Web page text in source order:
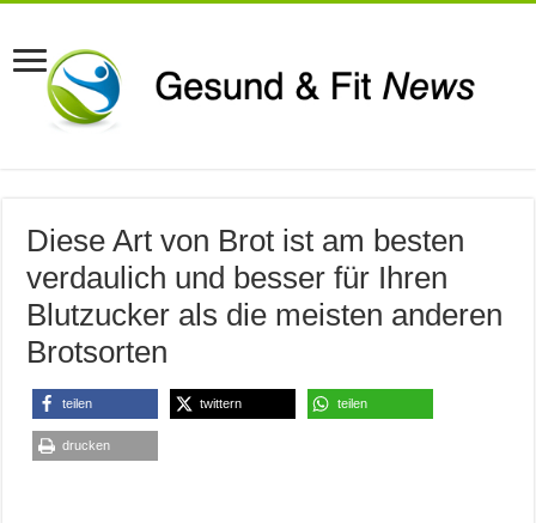
Diese Art von Brot ist am besten
verdaulich und besser für Ihren
Blutzucker als die meisten anderen
Brotsorten
teilen twittern teilen
drucken